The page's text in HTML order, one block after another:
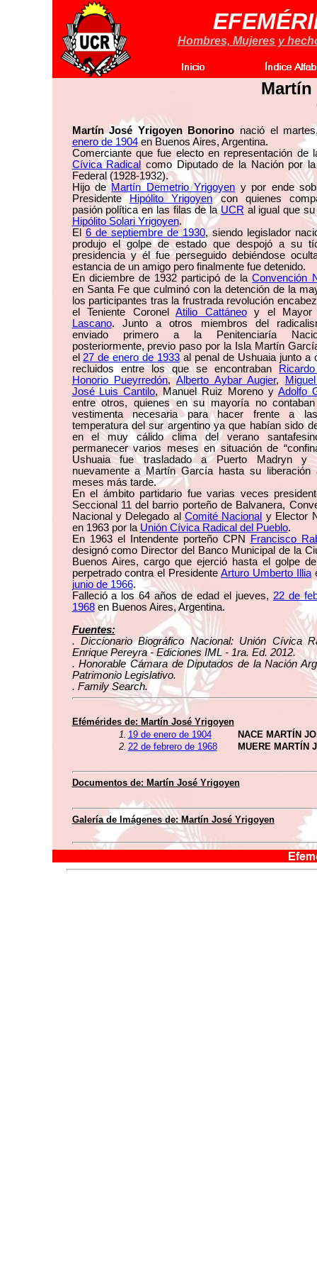
Hombres, Mujeres y
Martín
Martín José Yrigoyen Bonorino nació el
enero de 1904en Buenos Aires, Argentina.
Comerciante que fue electo en representación de
Cívica Radical
como Diputado de la Nación por
Federal (1928-1932).
Hijo deMartín Demetrio Yrigoyen y por ende
Presidente
Hipólito Yrigoyencon quienes
pasión política en las filas de laUCR al igual que
Hipólito Solari Yrigoyen.
El 6 de septiembre de 1930, siendo legislador
produjo el golpe de estado que despojó a su
presidencia y él fue perseguido debiéndose
estancia de un amigo pero finalmente fue detenido.
En diciembre de 1932 participó de laConvención
en Santa Fe que culminó con la detención de la
los participantes tras la frustrada revolución
el Teniente Coronel Atilio Cattáneoy el
Lascano. Junto a otros miembros del
enviado primero a la Penitenciaría
posteriormente, previo paso por la Isla Martín
el 27 de enero de 1933 al penal de Ushuaia junto a
recluidos entre los que se encontraban
Honorio Pueyrredón,Alberto Aybar Augier,
José Luis Cantilo, Manuel Ruiz Moreno y Adolfo
entre otros, quienes en su mayoría no
vestimenta necesaria para hacer frente a
temperatura del sur argentino ya que habían sido
en el muy cálido clima del verano
permanecer varios meses en situación de
Ushuaia fue trasladado a Puerto Madryn y
nuevamente a Martín García hasta su liberación
meses más tarde.
En el ámbito partidario fue varias veces
Seccional 11 del barrio porteño de Balvanera,
Nacional y Delegado al Comité Nacional y Elector
en 1963 por la Unión Cívica Radical del Pueblo.
En 1963 el Intendente porteño CPN
Francisco
designó como Director del Banco Municipal de la
Buenos Aires, cargo que ejerció hasta el golpe
perpetrado contra el PresidenteArturo Umberto Illia
junio de 1966.
Falleció a los 64 años de edad el jueves, 22 de
1968en Buenos Aires, Argentina.
Fuentes:
. Diccionario Biográfico Nacional: Unión Cívica
Enrique Pereyra - Ediciones IML - 1ra. Ed. 2012.
. Honorable Cámara de Diputados de la Nación
Patrimonio Legislativo.
. Family Search.
Efémérides de: Martín José Yrigoyen
1. 19 de enero de 1904
NACE MARTÍN
2. 22 de febrero de 1968 MUERE MARTÍN
Documentos de: Martín José Yrigoyen
Galería de Imágenes de: Martín José Yrigoyen